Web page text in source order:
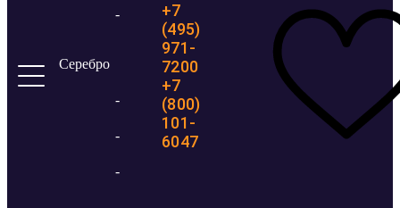
-
Серебро
-
-
-
+7
(495)
971-
7200
+7
(800)
101-
6047